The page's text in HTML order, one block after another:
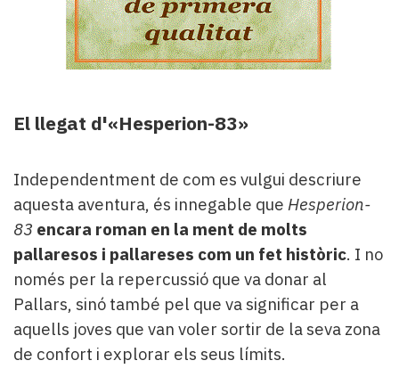
El llegat d'«Hesperion-83»
Independentment de com es vulgui descriure
aquesta aventura, és innegable que Hesperion-
83 encara roman en la ment de molts
pallaresos i pallareses com un fet històric. I no
només per la repercussió que va donar al
Pallars, sinó també pel que va significar per a
aquells joves que van voler sortir de la seva zona
de confort i explorar els seus límits.